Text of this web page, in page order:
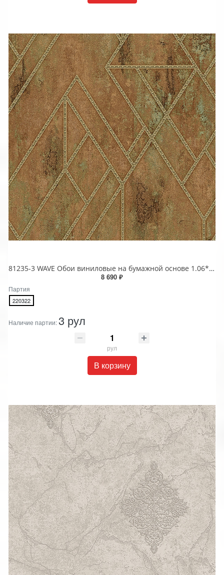
81235-3 WAVE Обои виниловые на бумажной основе 1.06*15.5
8 690 ₽
Партия
220322
Наличие партии:3 рул
рул
В корзину